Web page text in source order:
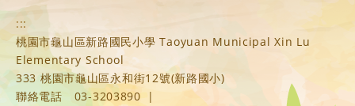
:::
桃園市龜山區新路國民小學 Taoyuan Municipal Xin Lu
Elementary School
333 桃園市龜山區永和街12號(新路國小)
聯絡電話
03-3203890
|